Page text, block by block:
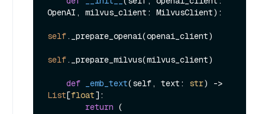
OpenAI, milvus_client: MilvusClient):
self._prepare_openai(openai_client)
self._prepare_milvus(milvus_client)
def _emb_text(self, text: str
List[float]:
return (